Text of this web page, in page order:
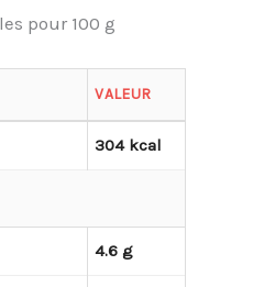
pour 100 g
VALEUR
304 kcal
4.6 g